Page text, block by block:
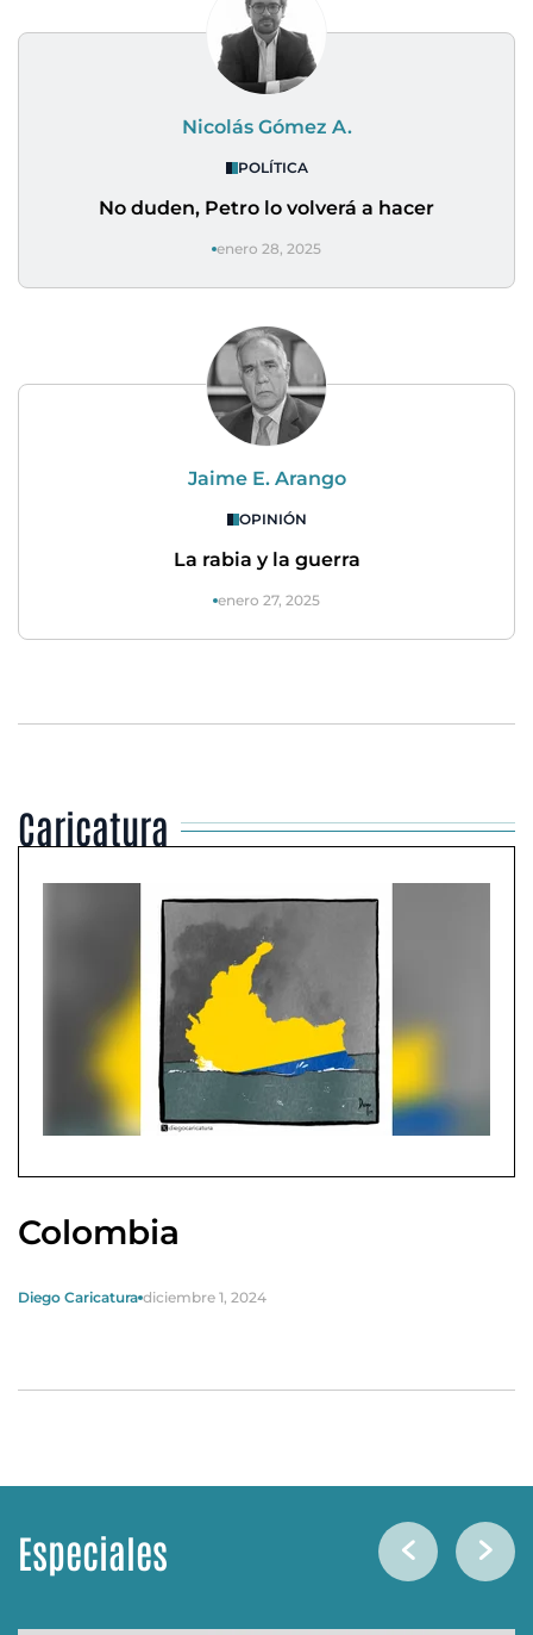
Nicolás Gómez A.
POLÍTICA
No duden, Petro lo volverá a hacer
enero 28, 2025
Jaime E. Arango
OPINIÓN
La rabia y la guerra
enero 27, 2025
Caricatura
Colombia
Diego Caricatura diciembre 1, 2024
Especiales